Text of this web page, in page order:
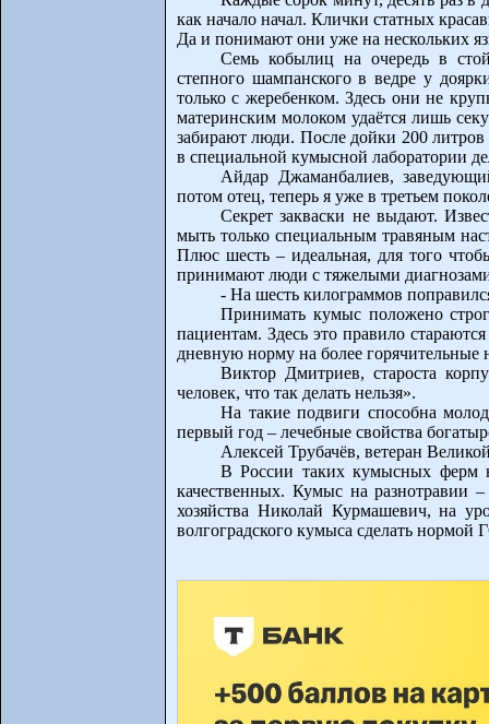
как начало начал. Клички статных
Да и понимают они уже на нескольких
Семь кобылиц на очередь в
степного шампанского в ведре у
только с жеребенком. Здесь они не
материнским молоком удаётся лишь
забирают люди. После дойки 200
в специальной кумысной лаборатории
Айдар Джаманбалиев,
потом отец, теперь я уже в третьем
Секрет закваски не выдают.
мыть только специальным травяным
Плюс шесть – идеальная, для того
принимают люди с тяжелыми
- На шесть килограммов
Принимать кумыс положено
пациентам. Здесь это правило
дневную норму на более
Виктор Дмитриев, староста
человек, что так делать нельзя».
На такие подвиги способна
первый год – лечебные свойства
Алексей Трубачёв, ветеран
В России таких кумысных ферм
качественных. Кумыс на разнотравии
хозяйства Николай Курмашевич, на
волгоградского кумыса сделать